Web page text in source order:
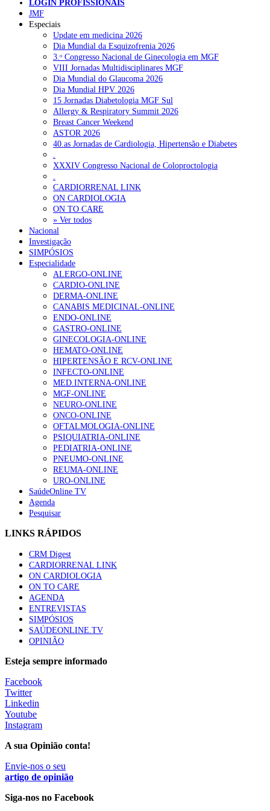
NOTÍCIAS RECENTES
Quase 11.900 jovens recorreram aos cheques psicólogo e
nutricionista no primeiro mês 7 de Agosto, 2026
ULS de Coimbra estreia cirurgia endoscópica do ouvido com
apoio robótico em Portugal 7 de Agosto, 2026
Enfermeiros exigem esclarecimentos sobre eventual gestão
privada da ULS do Algarve 7 de Agosto, 2026
Ordem dos Médicos alerta para riscos no novo sistema de acesso
a consultas e cirurgias 7 de Agosto, 2026
Portugal está a formar os médicos de que precisa? 6 de Agosto,
2026
NOTÍCIAS MAIS LIDAS
Enfermagem Forense. “Da urgência ao tribunal, cada
gesto conta e cada profissional faz a diferença”
202 visualizações
Alguns milhares de utentes podem ficar sem médico de
família com nova regras do registo, alerta associação
155 visualizações
1.º Episódio do Podcast “Frequência Cardio – Sintoniza-
te na Insuficiência Cardíaca” da Bayer
99 visualizações
“Os programas de rastreio do cancro do pulmão são
custo-efetivos e representam um investimento
sustentável para os sistemas de saúde”
88 visualizações
Quase quatro em cada dez doentes com enfarte
apresentavam níveis elevados de Lp(a), revela estudo
Trodelvy aprovado para primeira linha no cancro da
mama triplo negativo metastático em doentes não
elegíveis para inibidores PD-(L)1
61 visualizações
MAIS NOTÍCIAS
nutricionista no primeiro mês
7 Ago, 2026
apoio robótico em Portugal
7 Ago, 2026 |0 Comments
Enfermeiros exigem esclarecimentos sobre eventual gestão
LOGIN PROFISSIONAIS
JMF
Especiais
Update em medicina 2026
Dia Mundial da Esquizofrenia 2026
3.ᵒ Congresso Nacional de Ginecologia em MGF
VIII Jornadas Multidisciplinares MGF
Dia Mundial do Glaucoma 2026
Dia Mundial HPV 2026
15 Jornadas Diabetologia MGF Sul
Allergy & Respiratory Summit 2026
Breast Cancer Weekend
ASTOR 2026
40.as Jornadas de Cardiologia, Hipertensão e Diabetes
.
XXXIV Congresso Nacional de Coloproctologia
.
CARDIORRENAL LINK
ON CARDIOLOGIA
ON TO CARE
» Ver todos
Nacional
Investigação
SIMPÓSIOS
Especialidade
ALERGO-ONLINE
CARDIO-ONLINE
DERMA-ONLINE
CANABIS MEDICINAL-ONLINE
ENDO-ONLINE
GASTRO-ONLINE
GINECOLOGIA-ONLINE
HEMATO-ONLINE
HIPERTENSÃO E RCV-ONLINE
INFECTO-ONLINE
MED.INTERNA-ONLINE
MGF-ONLINE
NEURO-ONLINE
ONCO-ONLINE
OFTALMOLOGIA-ONLINE
PSIQUIATRIA-ONLINE
PEDIATRIA-ONLINE
PNEUMO-ONLINE
REUMA-ONLINE
URO-ONLINE
SaúdeOnline TV
Agenda
Pesquisar
LINKS RÁPIDOS
CRM Digest
CARDIORRENAL LINK
ON CARDIOLOGIA
ON TO CARE
AGENDA
ENTREVISTAS
SIMPÓSIOS
SAÚDEONLINE.TV
OPINIÃO
Esteja sempre informado
Facebook
Twitter
Linkedin
Youtube
Instagram
A sua Opinião conta!
Envie-nos o seu
artigo de opinião
Siga-nos no Facebook